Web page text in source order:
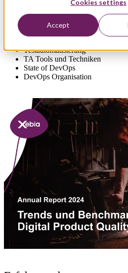
Cookies settings
Accept
Im Bericht erfahren Sie mehr
Angewandte Vorgehensmodelle
Testautomatisierung
TA Tools und Techniken
State of DevOps
DevOps Organisation